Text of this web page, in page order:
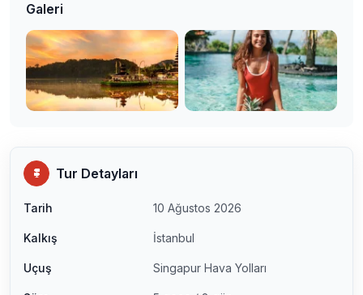
Galeri
Tur Detayları
Tarih 10 Ağustos 2026
Kalkış İstanbul
Uçuş Singapur Hava Yolları